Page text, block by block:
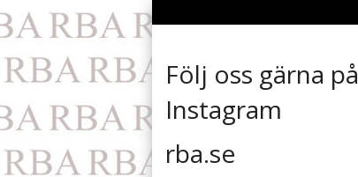
Följ oss gärna på
Instagram
rba.se